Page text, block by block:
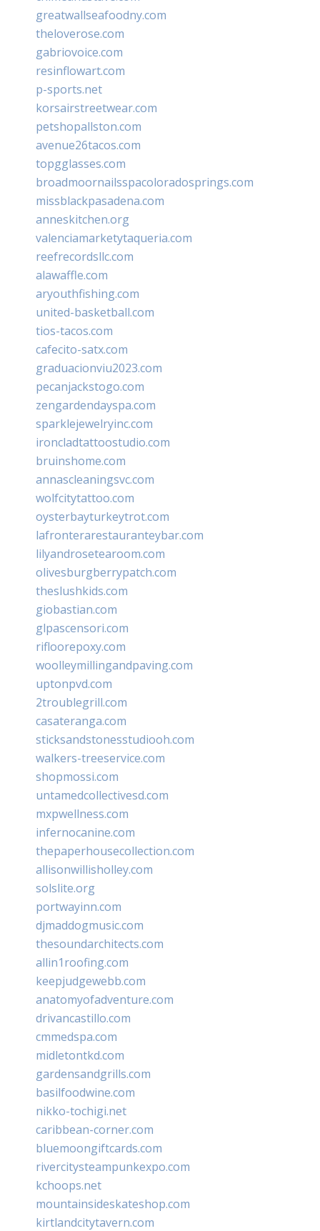
greatwallseafoodny.com
theloverose.com
gabriovoice.com
resinflowart.com
p-sports.net
korsairstreetwear.com
petshopallston.com
avenue26tacos.com
topgglasses.com
broadmoornailsspacoloradosprings.com
missblackpasadena.com
anneskitchen.org
valenciamarketytaqueria.com
reefrecordsllc.com
alawaffle.com
aryouthfishing.com
united-basketball.com
tios-tacos.com
cafecito-satx.com
graduacionviu2023.com
pecanjackstogo.com
zengardendayspa.com
sparklejewelryinc.com
ironcladtattoostudio.com
bruinshome.com
annascleaningsvc.com
wolfcitytattoo.com
oysterbayturkeytrot.com
lafronterarestauranteybar.com
lilyandrosetearoom.com
olivesburgberrypatch.com
theslushkids.com
giobastian.com
glpascensori.com
rifloorepoxy.com
woolleymillingandpaving.com
uptonpvd.com
2troublegrill.com
casateranga.com
sticksandstonesstudiooh.com
walkers-treeservice.com
shopmossi.com
untamedcollectivesd.com
mxpwellness.com
infernocanine.com
thepaperhousecollection.com
allisonwillisholley.com
solslite.org
portwayinn.com
djmaddogmusic.com
thesoundarchitects.com
allin1roofing.com
keepjudgewebb.com
anatomyofadventure.com
drivancastillo.com
cmmedspa.com
midletontkd.com
gardensandgrills.com
basilfoodwine.com
nikko-tochigi.net
caribbean-corner.com
bluemoongiftcards.com
rivercitysteampunkexpo.com
kchoops.net
mountainsideskateshop.com
kirtlandcitytavern.com